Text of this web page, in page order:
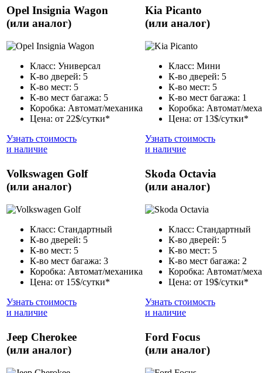
Opel Insignia Wagon
(или аналог)
Класс: Универсал
К-во дверей: 5
К-во мест: 5
К-во мест багажа: 5
Коробка: Автомат/механика
Цена: от 22$/сутки*
Узнать стоимость
и наличие
Kia Picanto
(или аналог)
Класс: Мини
К-во дверей: 5
К-во мест: 5
К-во мест багажа: 1
Коробка: Автомат/
Цена: от 13$/сутки*
Узнать стоимость
и наличие
Volkswagen Golf
(или аналог)
Класс: Стандартный
К-во дверей: 5
К-во мест: 5
К-во мест багажа: 3
Коробка: Автомат/механика
Цена: от 15$/сутки*
Узнать стоимость
и наличие
Skoda Octavia
(или аналог)
Класс: Стандартный
К-во дверей: 5
К-во мест: 5
К-во мест багажа: 2
Коробка: Автомат/
Цена: от 19$/сутки*
Узнать стоимость
и наличие
Jeep Cherokee
(или аналог)
Ford Focus
(или аналог)